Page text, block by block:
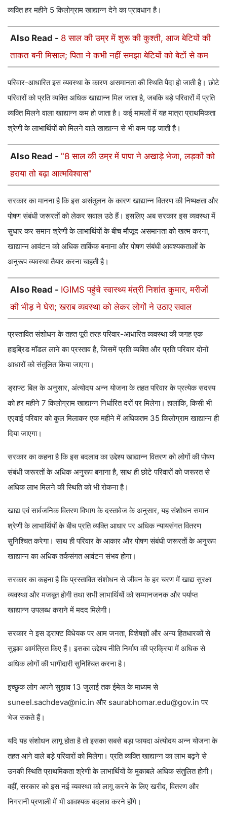
व्यक्ति हर महीने 5 किलोग्राम खाद्यान्न देने का प्रावधान है।
Also Read - 8 साल की उम्र में शुरू की कुश्ती, आज बेटियों की
ताकत बनी मिसाल; पिता ने कभी नहीं समझा बेटियों को बेटों से कम
परिवार-आधारित इस व्यवस्था के कारण असमानता की स्थिति पैदा हो जाती है। छोटे
परिवारों को प्रति व्यक्ति अधिक खाद्यान्न मिल जाता है, जबकि बड़े परिवारों में प्रति
व्यक्ति मिलने वाला खाद्यान्न कम हो जाता है। कई मामलों में यह मात्रा प्राथमिकता
श्रेणी के लाभार्थियों को मिलने वाले खाद्यान्न से भी कम पड़ जाती है।
Also Read - "8 साल की उम्र में पापा ने अखाड़े भेजा, लड़कों को
हराया तो बढ़ा आत्मविश्वास"
सरकार का मानना है कि इस असंतुलन के कारण खाद्यान्न वितरण की निष्पक्षता और
पोषण संबंधी जरूरतों को लेकर सवाल उठे हैं। इसलिए अब सरकार इस व्यवस्था में
सुधार कर समान श्रेणी के लाभार्थियों के बीच मौजूद असमानता को खत्म करना,
खाद्यान्न आवंटन को अधिक तार्किक बनाना और पोषण संबंधी आवश्यकताओं के
अनुरूप व्यवस्था तैयार करना चाहती है।
Also Read - IGIMS पहुंचे स्वास्थ्य मंत्री निशांत कुमार, मरीजों
की भीड़ ने घेरा; खराब व्यवस्था को लेकर लोगों ने उठाए सवाल
प्रस्तावित संशोधन के तहत पूरी तरह परिवार-आधारित व्यवस्था की जगह एक
हाइब्रिड मॉडल लाने का प्रस्ताव है, जिसमें प्रति व्यक्ति और प्रति परिवार दोनों
आधारों को संतुलित किया जाएगा।
ड्राफ्ट बिल के अनुसार, अंत्योदय अन्न योजना के तहत परिवार के प्रत्येक सदस्य
को हर महीने 7 किलोग्राम खाद्यान्न निर्धारित दरों पर मिलेगा। हालांकि, किसी भी
एएवाई परिवार को कुल मिलाकर एक महीने में अधिकतम 35 किलोग्राम खाद्यान्न ही
दिया जाएगा।
सरकार का कहना है कि इस बदलाव का उद्देश्य खाद्यान्न वितरण को लोगों की पोषण
संबंधी जरूरतों के अधिक अनुरूप बनाना है, साथ ही छोटे परिवारों को जरूरत से
अधिक लाभ मिलने की स्थिति को भी रोकना है।
खाद्य एवं सार्वजनिक वितरण विभाग के दस्तावेज के अनुसार, यह संशोधन समान
श्रेणी के लाभार्थियों के बीच प्रति व्यक्ति आधार पर अधिक न्यायसंगत वितरण
सुनिश्चित करेगा। साथ ही परिवार के आकार और पोषण संबंधी जरूरतों के अनुरूप
खाद्यान्न का अधिक तर्कसंगत आवंटन संभव होगा।
सरकार का कहना है कि प्रस्तावित संशोधन से जीवन के हर चरण में खाद्य सुरक्षा
व्यवस्था और मजबूत होगी तथा सभी लाभार्थियों को सम्मानजनक और पर्याप्त
खाद्यान्न उपलब्ध कराने में मदद मिलेगी।
सरकार ने इस ड्राफ्ट विधेयक पर आम जनता, विशेषज्ञों और अन्य हितधारकों से
सुझाव आमंत्रित किए हैं। इसका उद्देश्य नीति निर्माण की प्रक्रिया में अधिक से
अधिक लोगों की भागीदारी सुनिश्चित करना है।
इच्छुक लोग अपने सुझाव 13 जुलाई तक ईमेल के माध्यम से
suneel.sachdeva@nic.in और saurabhomar.edu@gov.in पर
भेज सकते हैं।
यदि यह संशोधन लागू होता है तो इसका सबसे बड़ा फायदा अंत्योदय अन्न योजना के
तहत आने वाले बड़े परिवारों को मिलेगा। प्रति व्यक्ति खाद्यान्न का लाभ बढ़ने से
उनकी स्थिति प्राथमिकता श्रेणी के लाभार्थियों के मुकाबले अधिक संतुलित होगी।
वहीं, सरकार को इस नई व्यवस्था को लागू करने के लिए खरीद, वितरण और
निगरानी प्रणाली में भी आवश्यक बदलाव करने होंगे।